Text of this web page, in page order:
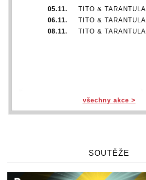
05.11.
TITO & TARANTULA
06.11.
TITO & TARANTULA
08.11.
TITO & TARANTULA
všechny akce >
SOUTĚŽE